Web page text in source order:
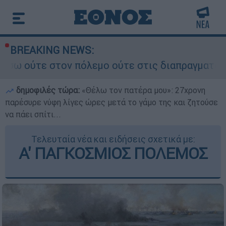
BREAKING NEWS:
ούτε στις διαπραγματεύσεις» - Οι έξι
δημοφιλές τώρα: «Θέλω τον πατέρα μου»: 27χρονη
παρέσυρε νύφη λίγες ώρες μετά το γάμο της και ζητούσε
να πάει σπίτι...
Τελευταία νέα και ειδήσεις σχετικά με:
Α' ΠΑΓΚΟΣΜΙΟΣ ΠΟΛΕΜΟΣ